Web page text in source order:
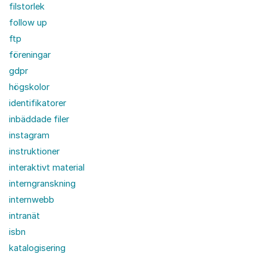
filstorlek
follow up
ftp
föreningar
gdpr
högskolor
identifikatorer
inbäddade filer
instagram
instruktioner
interaktivt material
interngranskning
internwebb
intranät
isbn
katalogisering